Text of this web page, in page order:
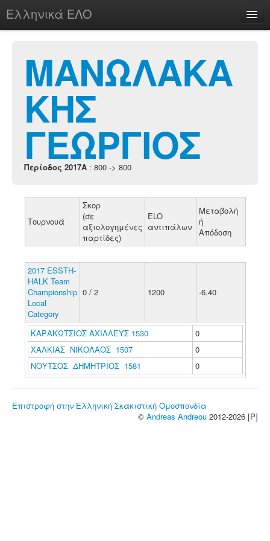
Ελληνικά ΕΛΟ
chesstu.be @ discord
Login
ΜΑΝΩΛΑΚΑ
ΚΗΣ
ΓΕΩΡΓΙΟΣ
Περίοδος 2017A : 800 -> 800
Τουρνουά
Σκορ
(σε
αξιολογημένες
παρτίδες)
ELO
αντιπάλων
Μεταβολή
ή
Απόδοση
2017 ESSTH-
HALK Team
Championship
Local
Category
0 / 2 1200 -6.40
ΚΑΡΑΚΩΤΣΙΟΣ ΑΧΙΛΛΕΥΣ 1530
0
ΧΑΛΚΙΑΣ ΝΙΚΟΛΑΟΣ 1507
0
ΝΟΥΤΣΟΣ ΔΗΜΗΤΡΙΟΣ 1581
0
Επιστροφή στην Ελληνική Σκακιστική Ομοσπονδία
© Andreas Andreou 2012-2026 [P]